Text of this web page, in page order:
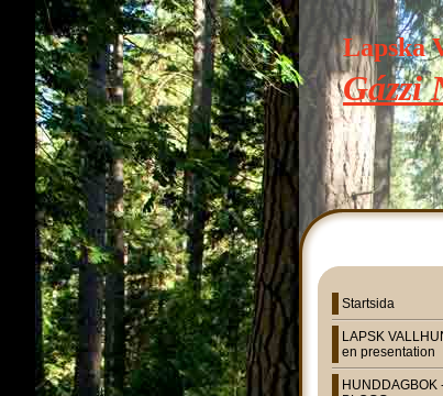
Lapska
Gázzi
Startsida
LAPSK
en presentation
HUNDDAGBOK